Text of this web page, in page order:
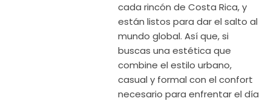
cada rincón de Costa Rica, y
están listos para dar el salto al
mundo global. Así que, si
buscas una estética que
combine el estilo urbano,
casual y formal con el confort
necesario para enfrentar el día